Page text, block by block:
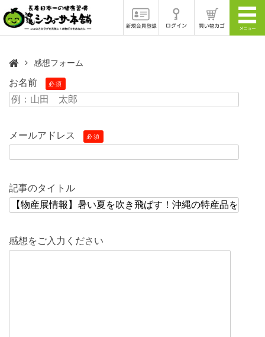
感想フォーム
お名前 必須
メールアドレス 必須
記事のタイトル
感想をご入力ください